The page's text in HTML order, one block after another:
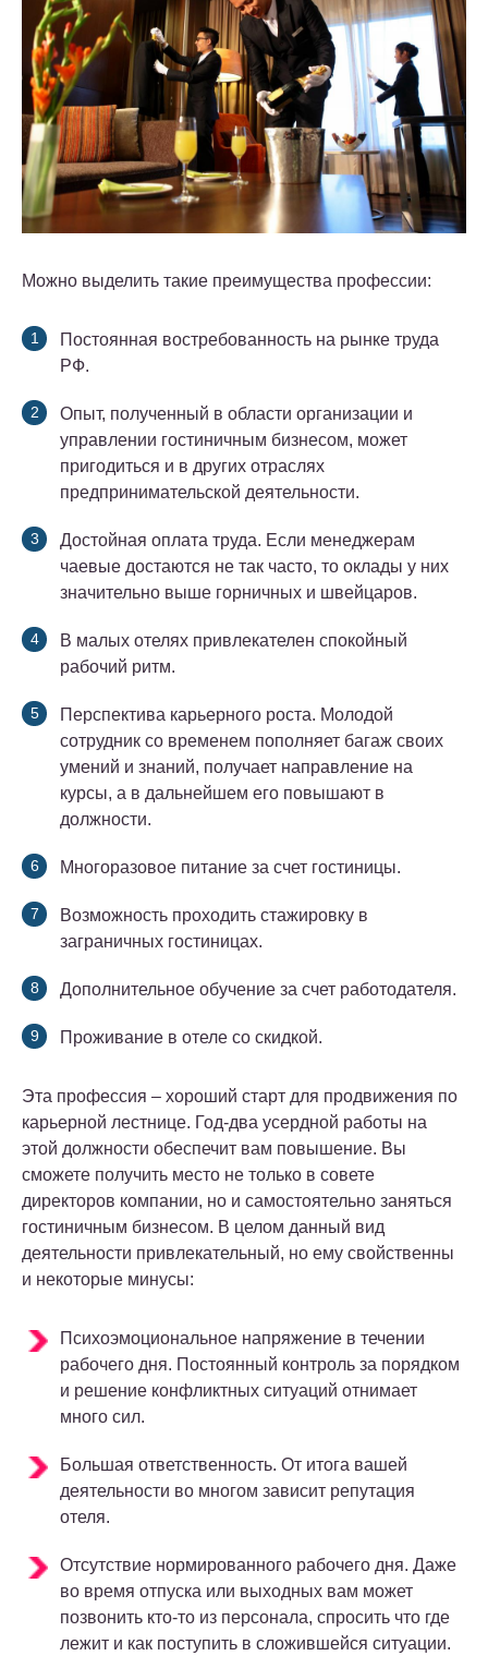
Можно выделить такие преимущества профессии:
Постоянная востребованность на рынке труда
РФ.
Опыт, полученный в области организации и
управлении гостиничным бизнесом, может
пригодиться и в других отраслях
предпринимательской деятельности.
Достойная оплата труда. Если менеджерам
чаевые достаются не так часто, то оклады у них
значительно выше горничных и швейцаров.
В малых отелях привлекателен спокойный
рабочий ритм.
Перспектива карьерного роста. Молодой
сотрудник со временем пополняет багаж своих
умений и знаний, получает направление на
курсы, а в дальнейшем его повышают в
должности.
Многоразовое питание за счет гостиницы.
Возможность проходить стажировку в
заграничных гостиницах.
Дополнительное обучение за счет работодателя.
Проживание в отеле со скидкой.
Эта профессия – хороший старт для продвижения по
карьерной лестнице. Год-два усердной работы на
этой должности обеспечит вам повышение. Вы
сможете получить место не только в совете
директоров компании, но и самостоятельно заняться
гостиничным бизнесом. В целом данный вид
деятельности привлекательный, но ему свойственны
и некоторые минусы:
Психоэмоциональное напряжение в течении
рабочего дня. Постоянный контроль за порядком
и решение конфликтных ситуаций отнимает
много сил.
Большая ответственность. От итога вашей
деятельности во многом зависит репутация
отеля.
Отсутствие нормированного рабочего дня. Даже
во время отпуска или выходных вам может
позвонить кто-то из персонала, спросить что где
лежит и как поступить в сложившейся ситуации.